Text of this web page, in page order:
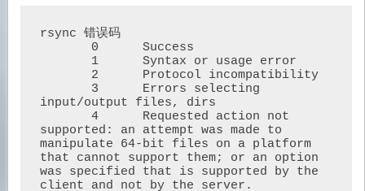
rsync 错误码
input/output files, dirs
supported: an attempt was made to
manipulate 64-bit files on a platform
that cannot support them; or an option
was specified that is supported by the
client and not by the server.